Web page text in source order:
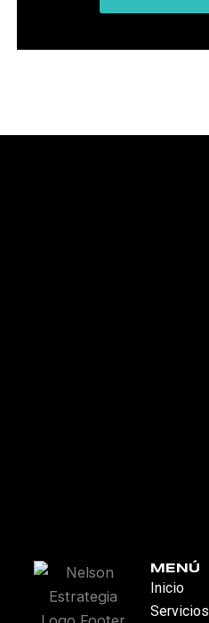
MENÚ
Inicio
Servicios